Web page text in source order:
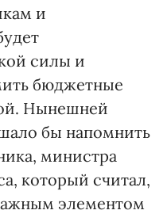
и
силы и
бюджетные
Нынешней
бы напомнить
министра
который считал,
элементом